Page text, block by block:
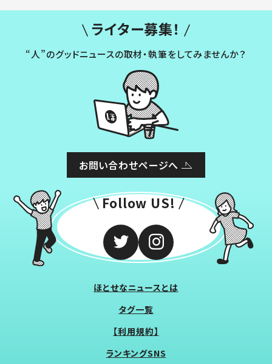
ライター募集！
“人”のグッドニュースの取材・執筆をしてみませんか？
お問い合わせページへ
Follow US!
ほとせなニュースとは
タグ一覧
【利用規約】
ランキングSNS